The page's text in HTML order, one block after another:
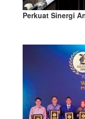
Perkuat Sinergi